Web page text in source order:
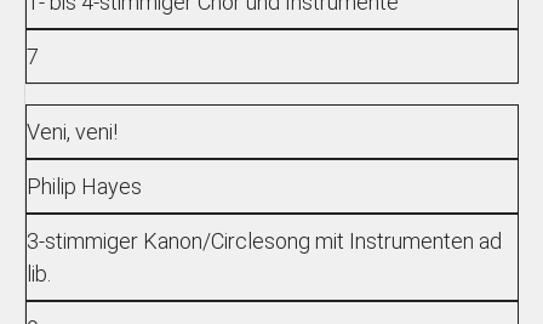
7
Veni, veni!
Philip Hayes
3-stimmiger Kanon/Circlesong mit Instrumenten ad
lib.